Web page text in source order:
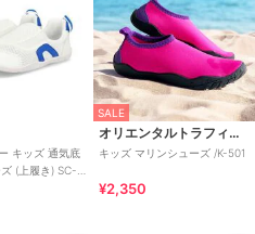
キッズ 通気底
(上履き) SC-
SALE
オリエンタルトラフィック
キッズ マリンシューズ /K-501
¥2,350